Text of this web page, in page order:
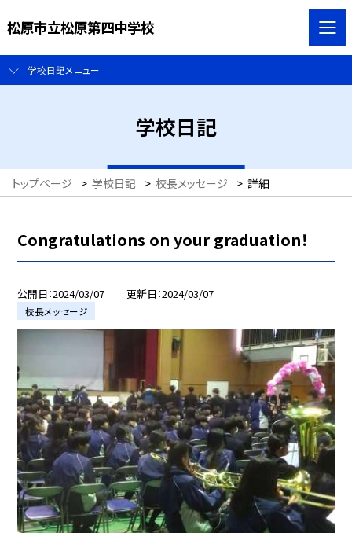
松原市立松原第四中学校
学校日記メニュー
学校日記
トップページ > 学校日記 > 校長メッセージ > 詳細
Congratulations on your graduation！
公開日 2024/03/07 更新日 2024/03/07
校長メッセージ